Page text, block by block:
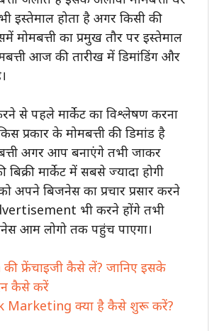
इस्तेमाल होता है अगर किसी की
मोमबत्ती का प्रमुख तौर पर इस्तेमाल
आज की तारीख में डिमांडिंग और
से पहले मार्केट का विश्लेषण करना
प्रकार के मोमबत्ती की डिमांड है
अगर आप बनाएंगे तभी जाकर
मार्केट में सबसे ज्यादा होगी
अपने बिजनेस का प्रचार प्रसार करने
भी करने होंगे तभी
आम लोगो तक पहुंच पाएगा।
फ्रेंचाइजी कैसे लें? जानिए इसके
कैसे करें
Marketing क्या है कैसे शुरू करें?